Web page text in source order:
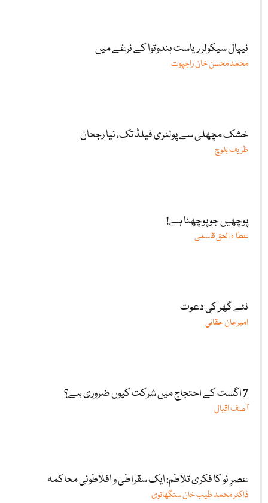
نیپال سیکولر ریاست ہندوتوا کے نرغے میں
محمد محسن خان راجپوت
خشک مچھلی سے پولٹری فیلڈ تک، نیا رجحان
ظریف بلوچ
پوچھیں جو پوچھنا ہے!
عطا ء الحق قاسمی
نئے گھر کی دعوت
امیرجان حقانی
7 اگست کے احتجاج میں شرکت کیوں ضروری ہے؟
آصف اقبال
عصرِ نو کا فکری تلاطم: ایک سقراطی و افلاطونی محاکمہ
ڈاکٹر محمد طیب خان سنگھانوی